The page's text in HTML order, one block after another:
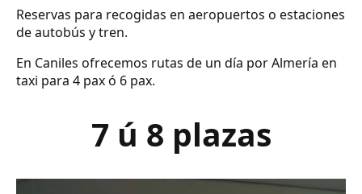
Reservas para recogidas en aeropuertos o estaciones
de autobús y tren.
En Caniles ofrecemos rutas de un día por Almería en
taxi para 4 pax ó 6 pax.
7 ú 8 plazas